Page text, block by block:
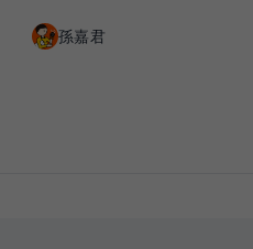
孫嘉君